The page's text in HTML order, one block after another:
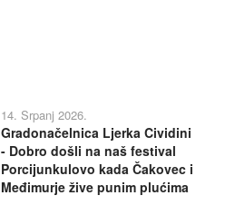
14. Srpanj 2026.
Gradonačelnica Ljerka Cividini
- Dobro došli na naš festival
Porcijunkulovo kada Čakovec i
Međimurje žive punim plućima